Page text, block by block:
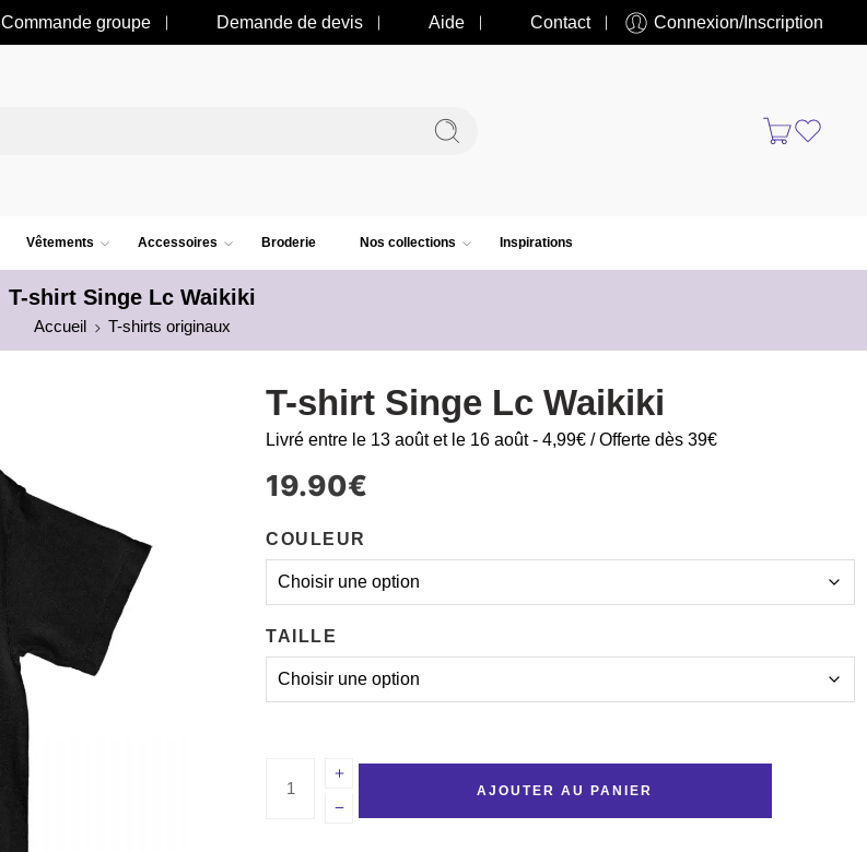
Commande groupe Demande de devis Aide Contact Connexion/Inscription
Vêtements Accessoires Broderie Nos collections Inspirations
T-shirt Singe Lc Waikiki
Accueil T-shirts originaux
T-shirt Singe Lc Waikiki
Livré entre le 13 août et le 16 août - 4,99€ / Offerte dès 39€
19.90€
COULEUR
TAILLE
AJOUTER AU PANIER